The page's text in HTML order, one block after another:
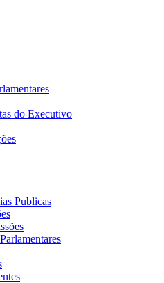
do Executivo
Publicas